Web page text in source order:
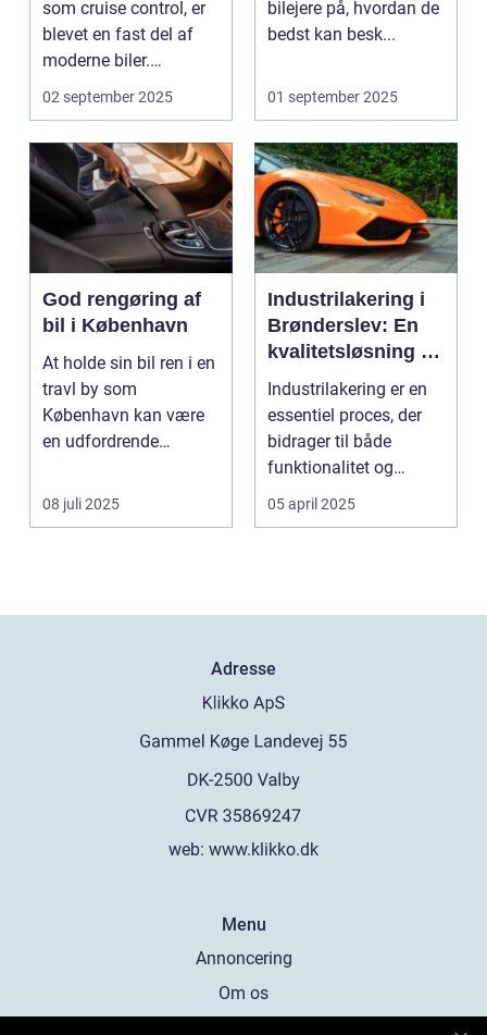
som cruise control, er
blevet en fast del af
moderne biler.
Systemet g...
02 september 2025
bilejere på, hvordan de
bedst kan besk...
01 september 2025
God rengøring af
bil i København
At holde sin bil ren i en
travl by som
København kan være
en udfordrende
08 juli 2025
Industrilakering i
Brønderslev: En
kvalitetsløsning til
dit næste projekt
Industrilakering er en
essentiel proces, der
bidrager til både
funktionalitet og
æstetik...
05 april 2025
Adresse
web: www.klikko.dk
Menu
Annoncering
Om os